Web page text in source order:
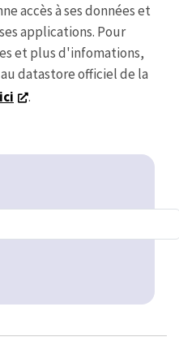
accès à ses données et
applications. Pour
et plus d'infomations,
datastore officiel de la
ici .